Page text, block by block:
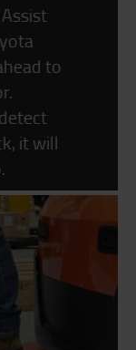
to
it will